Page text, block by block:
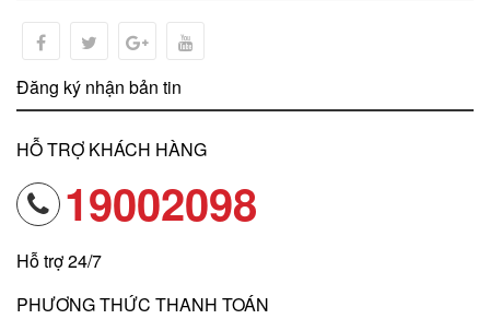
Đăng ký nhận bản tin
HỖ TRỢ KHÁCH HÀNG
19002098
Hỗ trợ 24/7
PHƯƠNG THỨC THANH TOÁN